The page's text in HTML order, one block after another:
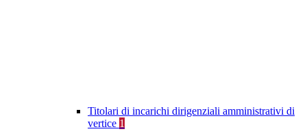
Titolari di incarichi dirigenziali amministrativi di
vertice 1